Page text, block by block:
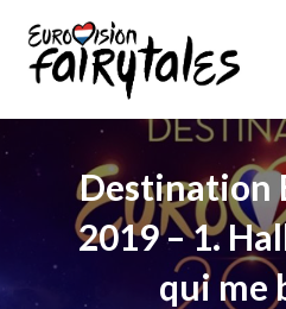
Destination
2019 – 1.
qui me